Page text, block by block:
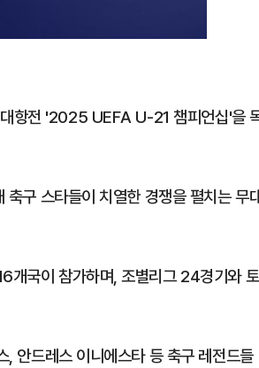
대항전 '2025 UEFA U-21 챔피언십'을
구 스타들이 치열한 경쟁을 펼치는 무
개국이 참가하며, 조별리그 24경기와 토
안드레스 이니에스타 등 축구 레전드들